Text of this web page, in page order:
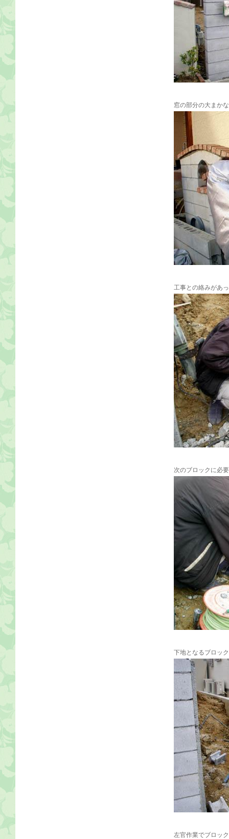
窓の部分の大まか
工事との絡みがあ
次のブロックに必
下地となるブロッ
左官作業でブロッ